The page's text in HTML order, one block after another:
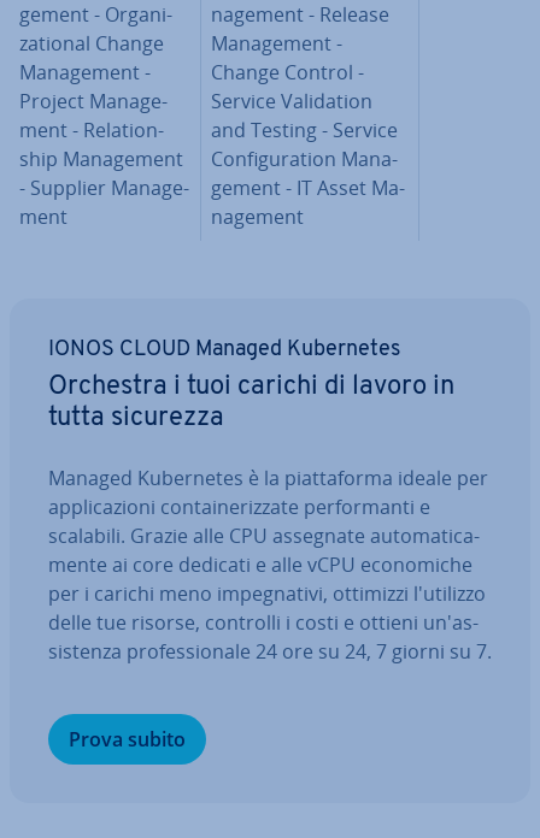
ge­ment - Or­ga­ni­
za­tio­nal Change
Ma­na­ge­ment -
Project Ma­na­ge­
ment - Re­la­tion­
ship Ma­na­ge­ment
- Supplier Ma­na­ge­
ment
na­ge­ment - Release
Ma­na­ge­ment -
Change Control -
Service Va­li­da­tion
and Testing - Service
Con­fi­gu­ra­tion Ma­na­
ge­ment - IT Asset Ma­
na­ge­ment
IONOS CLOUD Managed Ku­ber­ne­tes
Orchestra i tuoi carichi di lavoro in
tutta sicurezza
Managed Ku­ber­ne­tes è la piat­ta­for­ma ideale per
ap­pli­ca­zio­ni con­tai­ne­riz­za­te per­for­man­ti e
scalabili. Grazie alle CPU assegnate au­to­ma­ti­ca­
men­te ai core dedicati e alle vCPU eco­no­mi­che
per i carichi meno im­pe­gna­ti­vi, ottimizzi l'u­ti­liz­zo
delle tue risorse, controlli i costi e ottieni un'as­
si­sten­za pro­fes­sio­na­le 24 ore su 24, 7 giorni su 7.
Prova subito